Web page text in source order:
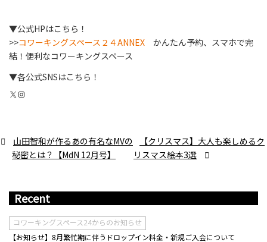
▼公式HPはこちら！
>>コワーキングスペース２４ANNEX かんたん予約、スマホで完
結！便利なコワーキングスペース
▼各公式SNSはこちら！
X Instagram
山田智和が作るあの有名なMVの
秘密とは？【MdN 12月号】
【クリスマス】大人も楽しめるク
リスマス絵本3選
Recent
コワーキングスペース24からのお知らせ
【お知らせ】8月繁忙期に伴うドロップイン料金・新規ご入会について